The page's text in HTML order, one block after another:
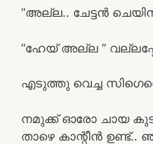
“അല്ല.. ചേട്ടൻ
“ഹേയ് അല്ല ”
എടുത്തു വെച്ച
നമുക്ക് ഓരോ ചായ
താഴെ കാന്റീൻ